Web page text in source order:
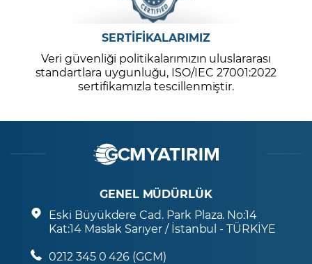
SERTİFİKALARIMIZ
Veri güvenliği politikalarımızın uluslararası
standartlara uygunluğu, ISO/IEC 27001:2022
sertifikamızla tescillenmiştir.
GENEL MÜDÜRLÜK
Eski Büyükdere Cad. Park Plaza. No:14
Kat:14 Maslak Sarıyer / İstanbul - TÜRKİYE
0212 345 0 426 (GCM)